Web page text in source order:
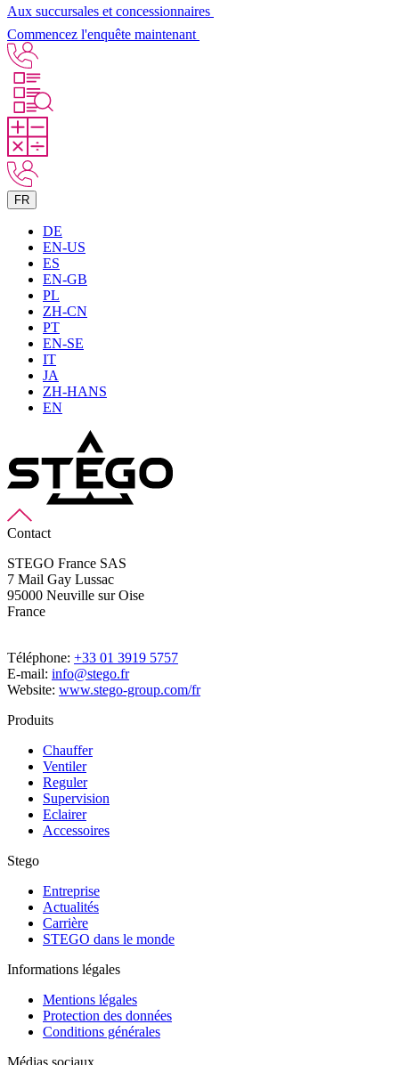
Aux succursales et concessionnaires
Commencez l'enquête maintenant
FR
DE
EN-US
ES
EN-GB
PL
ZH-CN
PT
EN-SE
IT
JA
ZH-HANS
EN
Contact
STEGO France SAS
7 Mail Gay Lussac
95000 Neuville sur Oise
France
Téléphone: +33 01 3919 5757
E-mail: info@stego.fr
Website: www.stego-group.com/fr
Produits
Chauffer
Ventiler
Reguler
Supervision
Eclairer
Accessoires
Stego
Entreprise
Actualités
Carrière
STEGO dans le monde
Informations légales
Mentions légales
Protection des données
Conditions générales